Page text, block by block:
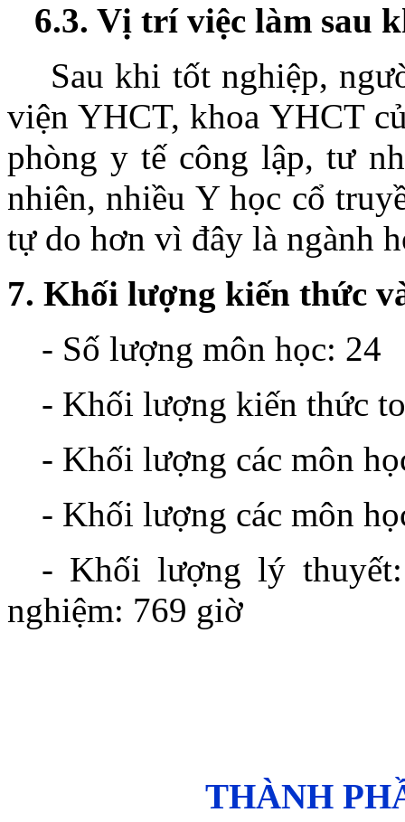
6.3. Vị trí việc làm sau
Sau khi tốt nghiệp,
viện YHCT, khoa YHCT
phòng y tế công lập, tư
nhiên, nhiều Y học cổ
tự do hơn vì đây là ngành
7. Khối lượng kiến thức
- Số lượng môn học: 24
- Khối lượng kiến thức
- Khối lượng các môn
- Khối lượng các môn
- Khối lượng lý
nghiệm: 769 giờ
THÀNH